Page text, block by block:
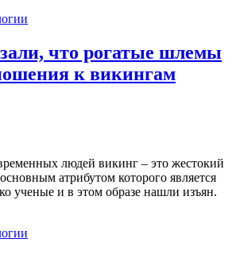
что рогатые шлемы
к викингам
людей викинг – это жестокий
атрибутом которого является
ученые и в этом образе нашли изъян.